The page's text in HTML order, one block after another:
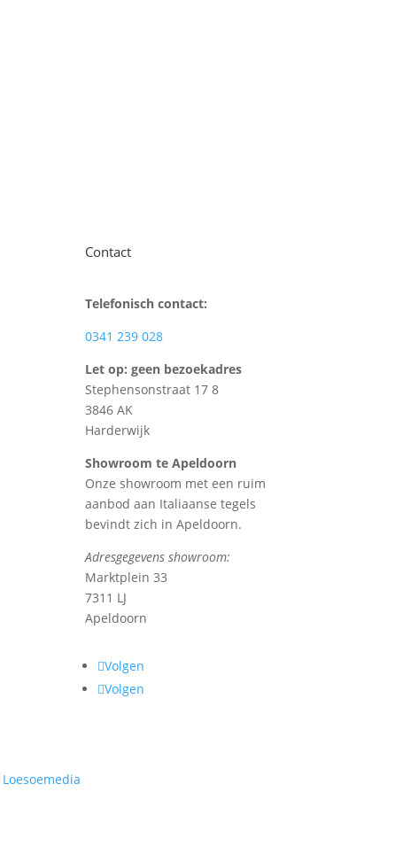
Contact
Telefonisch contact:
0341 239 028
Let op: geen bezoekadres
Stephensonstraat 17 8
3846 AK
Harderwijk
Showroom te Apeldoorn
Onze showroom met een ruim
aanbod aan Italiaanse tegels
bevindt zich in Apeldoorn.
Adresgegevens showroom:
Marktplein 33
7311 LJ
Apeldoorn
Volgen
Volgen
Loesoemedia